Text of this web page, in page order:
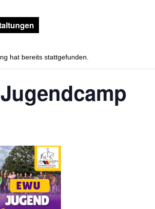
hat bereits stattgefunden.